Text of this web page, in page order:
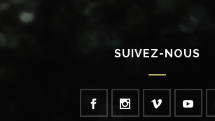
SUIVEZ-NOUS